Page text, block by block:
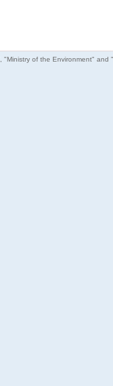
of the Environment"